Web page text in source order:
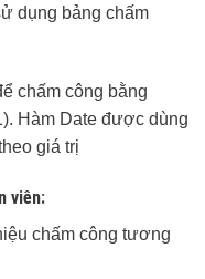
dụng bảng chấm
chấm công bằng
Hàm Date được dùng
giá trị
viên:
chấm công tương